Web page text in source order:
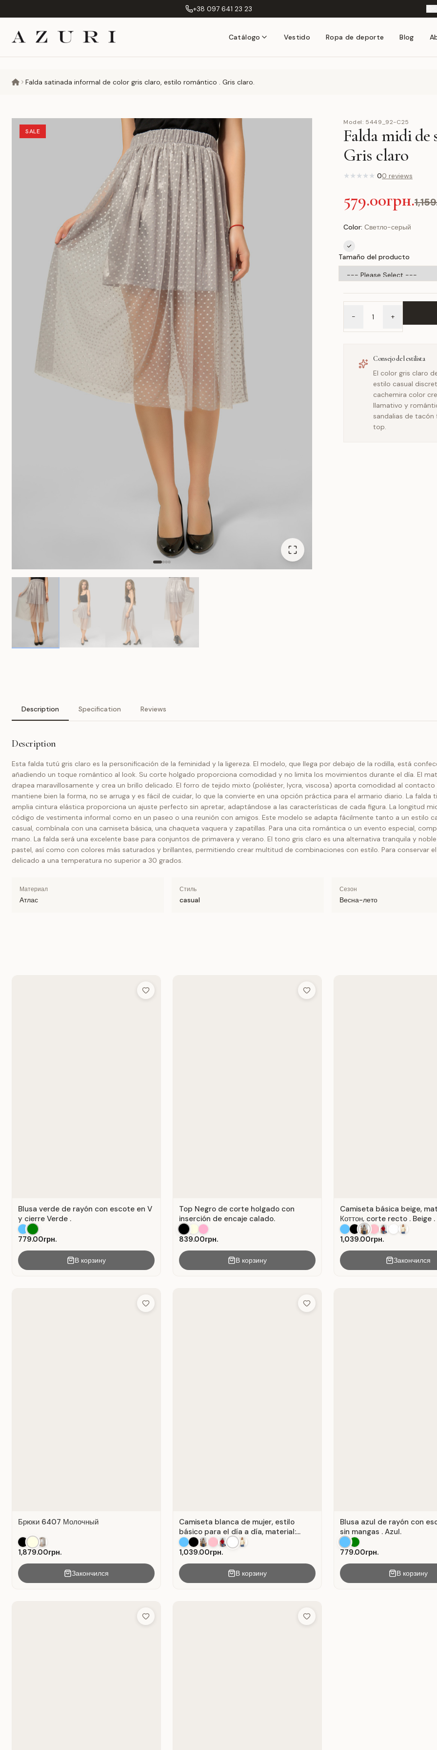
+38 097 641 23 23
Catálogo Vestido Ropa de deporte Blog
Falda satinada informal de color gris claro, estilo romántico . Gris claro.
SALE
Model: 5449_92-C25
Falda midi de
Gris claro
★ ★ ★ ★ ★ 00 reviews
579.00грн.
Color: Светло-серый
Tamaño del producto
- +
Consejo del estilista
El color gris claro
estilo casual
cachemira color
llamativo y
sandalias de tacón
top.
Description Specification Reviews
Description
Esta falda tutú gris claro es la personificación de la feminidad y la ligereza. El modelo, que llega por debajo de la rodilla, está
añadiendo un toque romántico al look. Su corte holgado proporciona comodidad y no limita los movimientos durante el día. El
drapea maravillosamente y crea un brillo delicado. El forro de tejido mixto (poliéster, lycra, viscosa) aporta comodidad al
mantiene bien la forma, no se arruga y es fácil de cuidar, lo que la convierte en una opción práctica para el armario diario. La falda
amplia cintura elástica proporciona un ajuste perfecto sin apretar, adaptándose a las características de cada figura. La longitud
código de vestimenta informal como en un paseo o una reunión con amigos. Este modelo se adapta fácilmente tanto a un estilo
casual, combínala con una camiseta básica, una chaqueta vaquera y zapatillas. Para una cita romántica o un evento especial,
mano. La falda será una excelente base para conjuntos de primavera y verano. El tono gris claro es una alternativa tranquila y
pastel, así como con colores más saturados y brillantes, permitiendo crear multitud de combinaciones con estilo. Para conservar
delicado a una temperatura no superior a 30 grados.
Материал
Атлас
Стиль
casual
Сезон
Весна-лето
Add to Wish List
Blusa verde de rayón con escote en V
y cierre Verde .
779.00грн.
В корзину
Add to Wish List
Top Negro de corte holgado con
inserción de encaje calado.
839.00грн.
В корзину
Camiseta básica beige,
Коттон, corte recto . Beige .
1,039.00грн.
Закончился
Add to Wish List
Брюки 6407 Молочный
1,879.00грн.
Закончился
Add to Wish List
Camiseta blanca de mujer, estilo
básico para el día a día, material:
Algodón Blanco.
1,039.00грн.
В корзину
Blusa azul de rayón con
sin mangas . Azul.
779.00грн.
В корзину
Add to Wish List Add to Wish List